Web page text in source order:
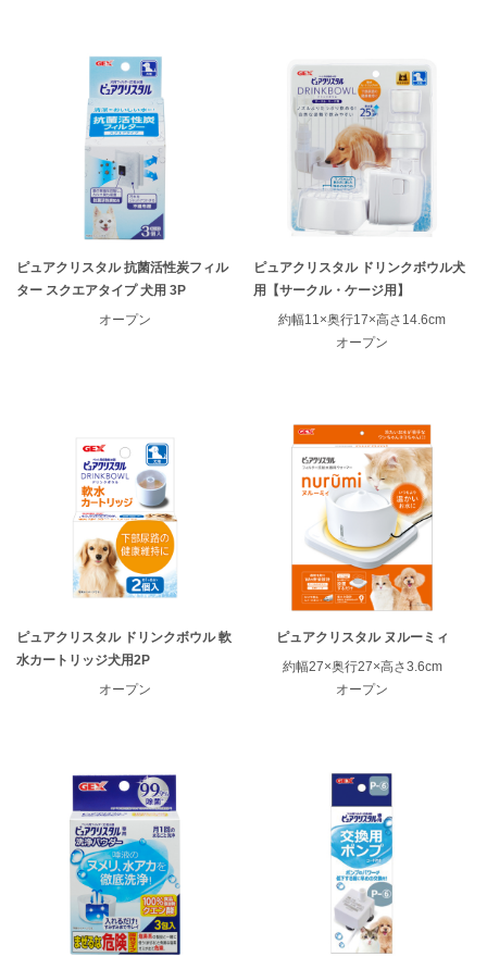
ピュアクリスタル 抗菌活性炭フィル
ター スクエアタイプ 犬用 3P
オープン
ピュアクリスタル ドリンクボウル犬
用【サークル・ケージ用】
約幅11×奥行17×高さ14.6cm
オープン
ピュアクリスタル ドリンクボウル 軟
水カートリッジ犬用2P
オープン
ピュアクリスタル ヌルーミィ
約幅27×奥行27×高さ3.6cm
オープン